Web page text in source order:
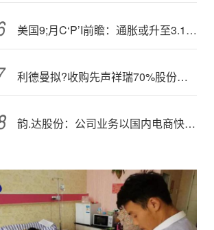
美国9;月C‘P’I前瞻：通胀或升至3.1%，美元维持强势等待数据验证
利德曼拟?收购先声祥瑞70%股份，作价17.33亿元
韵.达股份：公司业务以国内电商快递为核心